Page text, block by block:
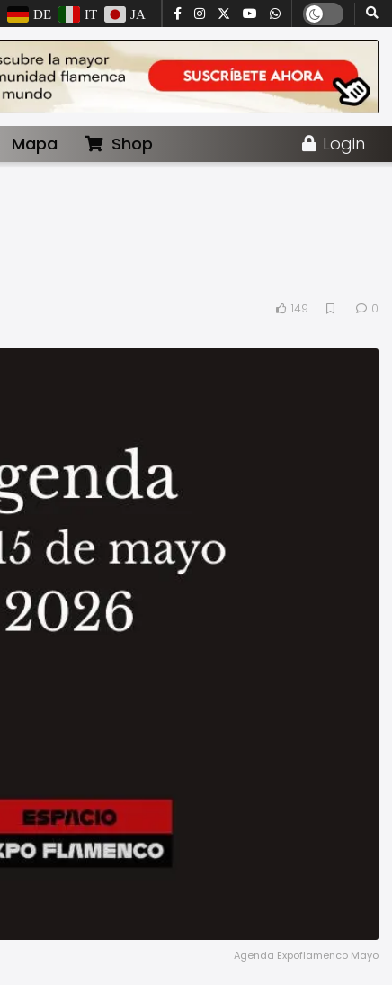
DE IT JA
Mapa Shop Login
149 0
Agenda Expoflamenco Mayo